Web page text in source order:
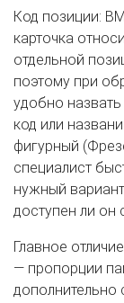
Cогласиие
Код позиции:
карточка
отдельной
поэтому при
удобно
код или
фигурный
специалист
нужный
доступен ли он
Главное
— пропорции
дополнительно